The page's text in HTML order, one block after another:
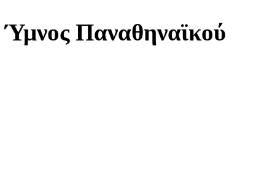
Ύμνος Παναθηναϊκού